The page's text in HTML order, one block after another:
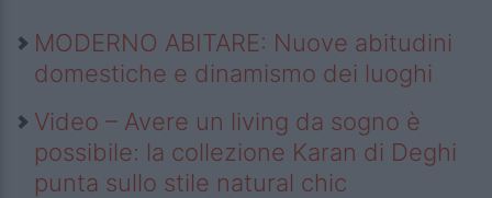
MODERNO ABITARE: Nuove abitudini
domestiche e dinamismo dei luoghi
Video – Avere un living da sogno è
possibile: la collezione Karan di Deghi
punta sullo stile natural chic